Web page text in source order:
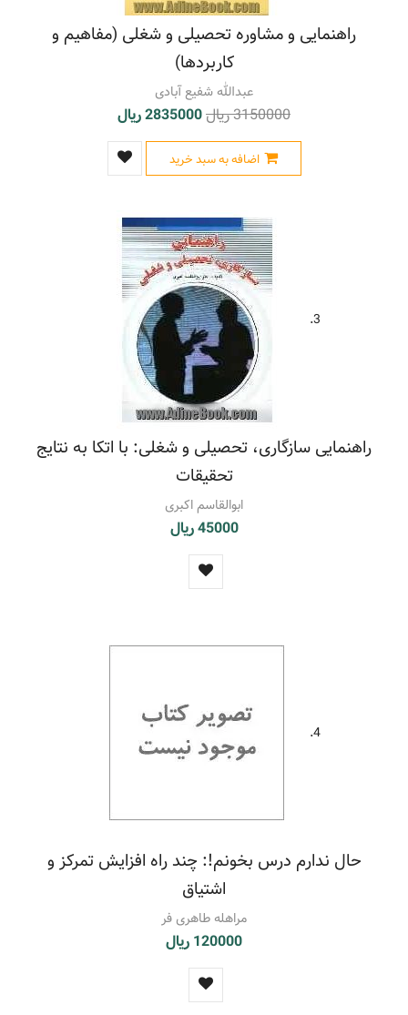
راهنمایی و مشاوره تحصیلی و شغلی (مفاهیم و
کاربردها)
عبدالله شفیع آبادی
3150000 ریال 2835000 ریال
اضافه به سبد خرید
3.
راهنمایی سازگاری، تحصیلی و شغلی: با اتکا به نتایج
تحقیقات
ابوالقاسم اکبری
45000 ریال
4.
حال ندارم درس بخونم!: چند راه افزایش تمرکز و
اشتیاق
مراهله طاهری فر
120000 ریال